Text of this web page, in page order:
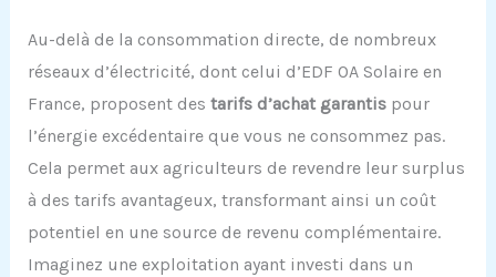
Au-delà de la consommation directe, de nombreux
réseaux d’électricité, dont celui d’EDF OA Solaire en
France, proposent des tarifs d’achat garantispour
l’énergie excédentaire que vous ne consommez pas.
Cela permet aux agriculteurs de revendre leur surplus
à des tarifs avantageux, transformant ainsi un coût
potentiel en une source de revenu complémentaire.
Imaginez une exploitation ayant investi dans un